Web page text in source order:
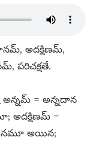
అదక్షిణమ్​,
పరిచక్షతే.
అన్నమ్​ = అన్నదాన
అదక్షిణమ్​ =
అయిన;